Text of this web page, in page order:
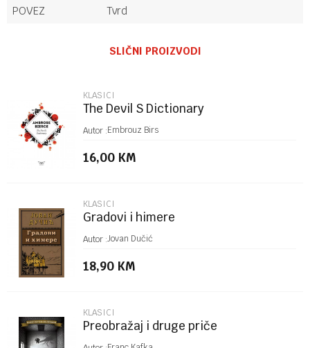
POVEZ
Tvrd
Poruka
POŠALJI
SLIČNI PROIZVODI
KLASICI
The Devil S Dictionary
Autor :Embrouz Birs
16,00 KM
KLASICI
Gradovi i himere
Autor :Jovan Dučić
18,90 KM
KLASICI
Preobražaj i druge priče